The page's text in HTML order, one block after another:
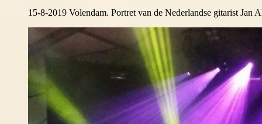
15-8-2019 Volendam. Portret van de Nederlandse gitarist Jan